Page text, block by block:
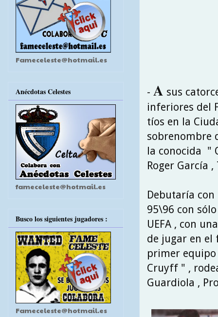
- A sus
inferiores del
tíos en la
sobrenombre
la conocida "
Roger García
Debutaría
95\96 con
UEFA , con
de jugar en el
primer
Cruyff " ,
Guardiola ,
Fameceleste@hotmail.es
Anécdotas Celestes
fameceleste@hotmail.es
Busco los siguientes jugadores :
Fameceleste@hotmail.es